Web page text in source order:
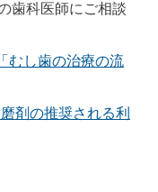
歯科医師にご相談
むし歯の治療の流
剤の推奨される利